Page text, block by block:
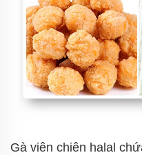
Gà viên chiên halal